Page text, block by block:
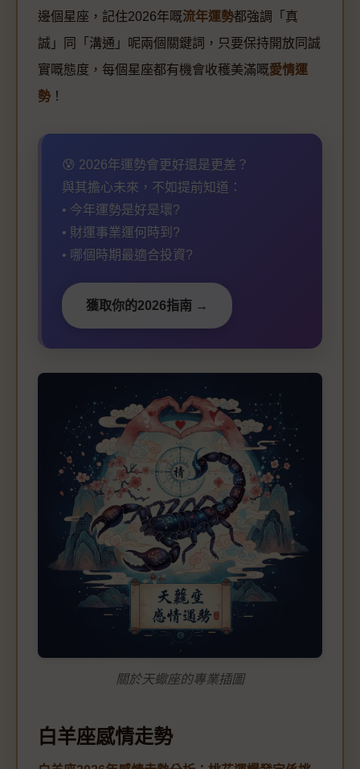
邊個星座，記住2026年嘅流年運勢都強調「真
誠」同「溝通」呢兩個關鍵詞，只要保持開放同誠
實嘅態度，每個星座都有機會收穫美滿嘅愛情運
勢 ！
😰 2026年運勢會更好還是更差？
與其擔心未來，不如提前知道：
• 今年運勢是好是壞?
• 財運事業運何時到?
• 哪個時期最適合投資?
獲取你的2026指南 →
關於天蠍座的專業插圖
白羊座感情走勢